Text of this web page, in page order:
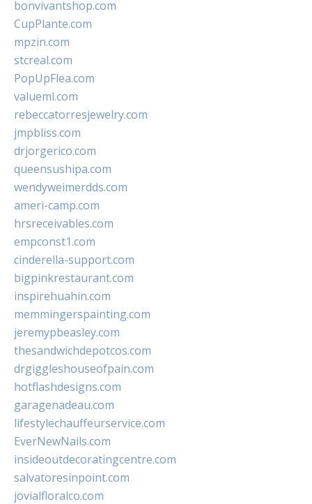
bonvivantshop.com
CupPlante.com
mpzin.com
stcreal.com
PopUpFlea.com
valueml.com
rebeccatorresjewelry.com
jmpbliss.com
drjorgerico.com
queensushipa.com
wendyweimerdds.com
ameri-camp.com
hrsreceivables.com
empconst1.com
cinderella-support.com
bigpinkrestaurant.com
inspirehuahin.com
memmingerspainting.com
jeremypbeasley.com
thesandwichdepotcos.com
drgiggleshouseofpain.com
hotflashdesigns.com
garagenadeau.com
lifestylechauffeurservice.com
EverNewNails.com
insideoutdecoratingcentre.com
salvatoresinpoint.com
jovialfloralco.com